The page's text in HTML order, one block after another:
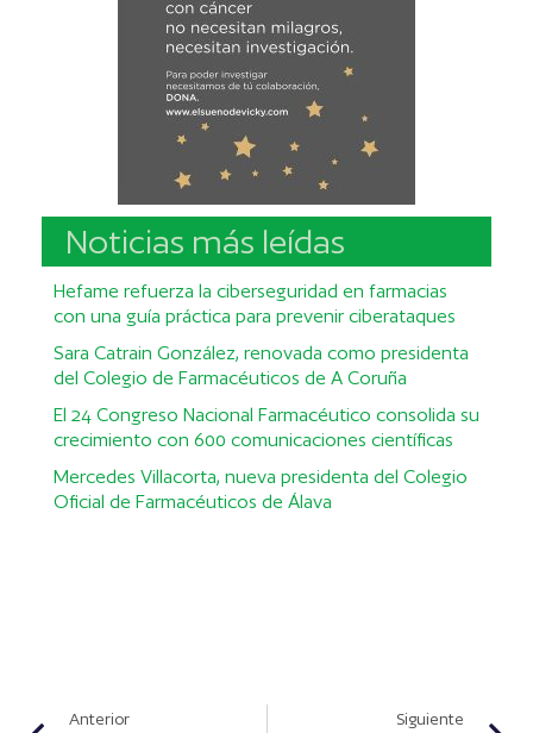
Noticias más leídas
Hefame refuerza la ciberseguridad en farmacias
con una guía práctica para prevenir ciberataques
Sara Catrain González, renovada como presidenta
del Colegio de Farmacéuticos de A Coruña
El 24 Congreso Nacional Farmacéutico consolida su
crecimiento con 600 comunicaciones científicas
Mercedes Villacorta, nueva presidenta del Colegio
Oficial de Farmacéuticos de Álava
Anterior Siguiente